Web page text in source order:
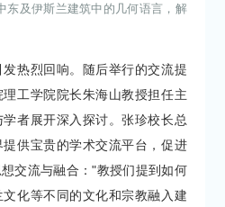
东及伊斯兰建筑中的几何语言，解
热烈回响。随后举行的交流提
工学院院长朱海山教授担任主
者展开深入探讨。张珍校长总
供宝贵的学术交流平台，促进
交流与融合："教授们提到如何
化等不同的文化和宗教融入建